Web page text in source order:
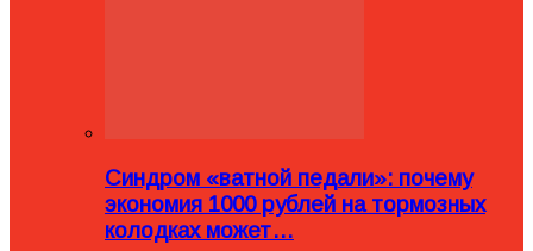
Синдром «ватной педали»: почему
экономия 1000 рублей на тормозных
колодках может…